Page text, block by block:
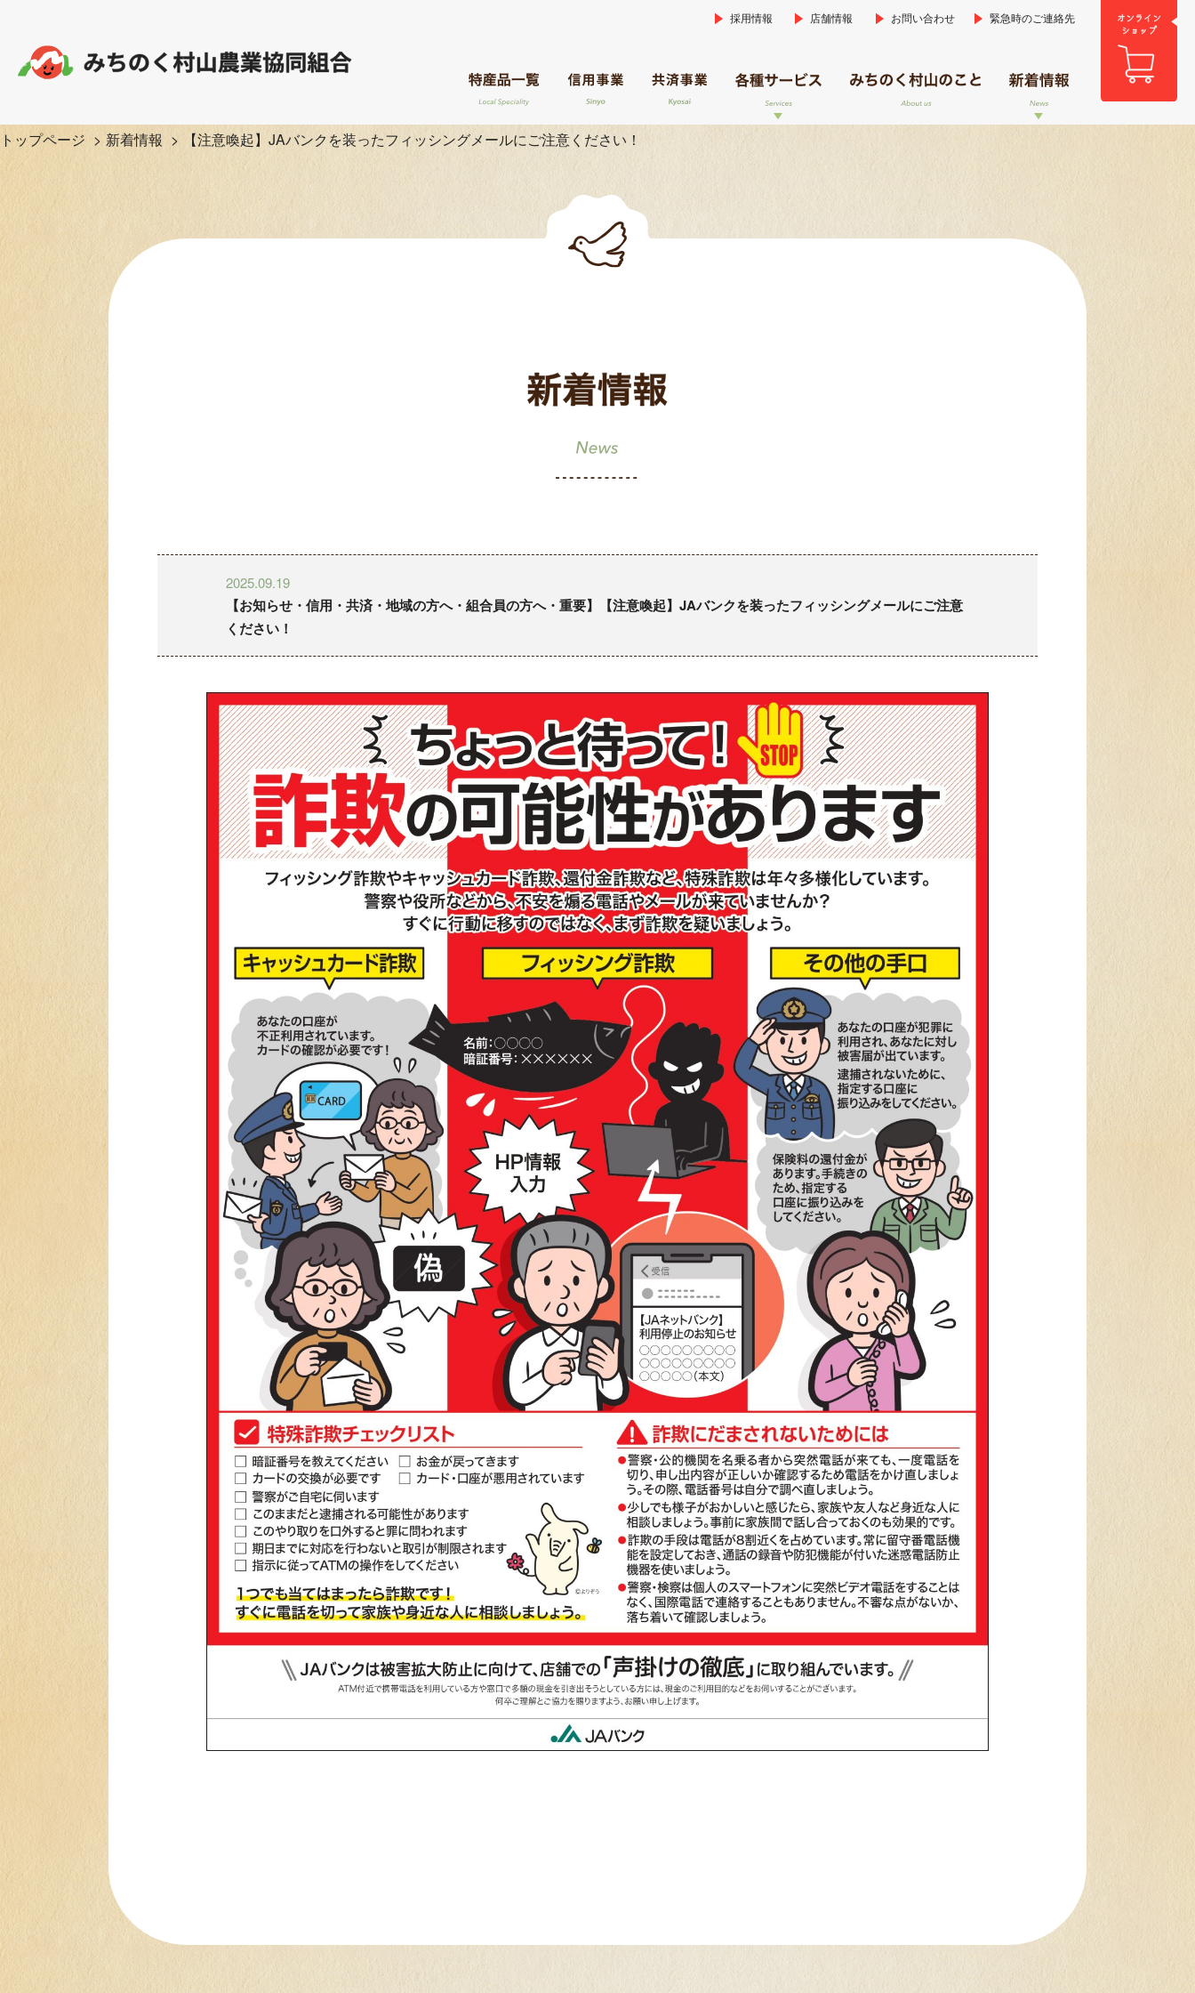
産直「つなぎ」
おばね産直館「はいっと」
道の駅「ねまる」
産直ごてん広場
旅行センター
尾花沢地区女性部 貸衣裳
JA催事館「亜久里」 広報誌「ふれあい」
採用情報 店舗情報 お問い合わせ 緊急時のご連絡先
トップページ 新着情報 【注意喚起】JAバンクを装ったフィッシングメールにご注意ください！
2025.09.19
【お知らせ・信用・共済・地域の方へ・組合員の方へ・重要】【注意喚起】JAバンクを装ったフィッシングメールにご注意
ください！